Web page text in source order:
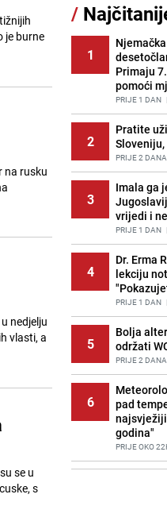
je burne
na rusku
nedjelju
vlasti, a
se u
s
/
1
Primaju
pomoći
PRIJE 1 DAN
2
Pratite
PRIJE 2 DANA
3
Imala ga
vrijedi i
PRIJE 1 DAN
4
Dr. Erma
lekciju
PRIJE 1 DAN
5
Bolja
održati
PRIJE 2 DANA
6
pad
godina"
PRIJE OKO